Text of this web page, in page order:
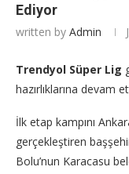
Ediyor
written by Admin
Trendyol Süper Lig
hazırlıklarına devam
İlk etap kampını
gerçekleştiren
Bolu’nun Karacasu